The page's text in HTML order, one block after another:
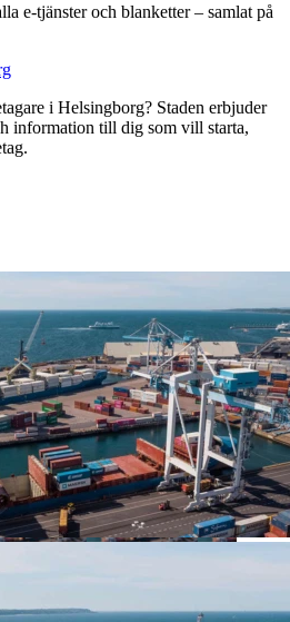
e-tjänster och blanketter – samlat på
i Helsingborg? Staden erbjuder
information till dig som vill starta,